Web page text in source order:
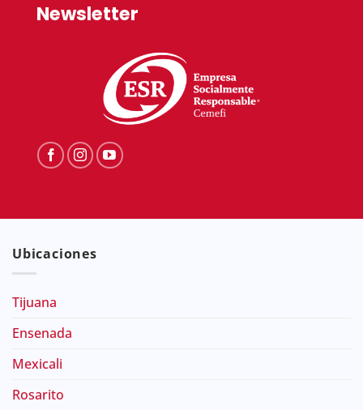
Newsletter
Ubicaciones
Tijuana
Ensenada
Mexicali
Rosarito